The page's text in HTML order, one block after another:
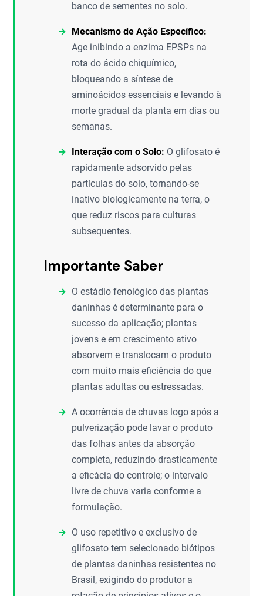
banco de sementes no solo.
Mecanismo de Ação Específico:
Age inibindo a enzima EPSPs na
rota do ácido chiquímico,
bloqueando a síntese de
aminoácidos essenciais e levando à
morte gradual da planta em dias ou
semanas.
Interação com o Solo: O glifosato é
rapidamente adsorvido pelas
partículas do solo, tornando-se
inativo biologicamente na terra, o
que reduz riscos para culturas
subsequentes.
Importante Saber
O estádio fenológico das plantas
daninhas é determinante para o
sucesso da aplicação; plantas
jovens e em crescimento ativo
absorvem e translocam o produto
com muito mais eficiência do que
plantas adultas ou estressadas.
A ocorrência de chuvas logo após a
pulverização pode lavar o produto
das folhas antes da absorção
completa, reduzindo drasticamente
a eficácia do controle; o intervalo
livre de chuva varia conforme a
formulação.
O uso repetitivo e exclusivo de
glifosato tem selecionado biótipos
de plantas daninhas resistentes no
Brasil, exigindo do produtor a